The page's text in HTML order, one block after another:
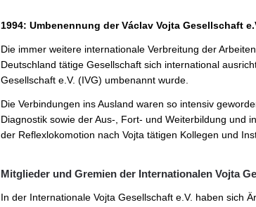
1994: Umbenennung der Václav Vojta Gesellschaft
Die immer weitere internationale Verbreitung der
Deutschland tätige Gesellschaft sich international
Gesellschaft e.V. (IVG) umbenannt wurde.
Die Verbindungen ins Ausland waren so intensiv
Diagnostik sowie der Aus-, Fort- und Weiterbildung und
der Reflexlokomotion nach Vojta tätigen Kollegen und
Mitglieder und Gremien der Internationalen Vojta
In der Internationale Vojta Gesellschaft e.V. haben sich